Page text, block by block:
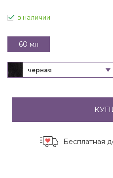
в наличии
60 мл
черная
Бесплатная